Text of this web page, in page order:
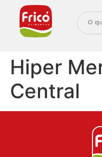
Hiper
Central